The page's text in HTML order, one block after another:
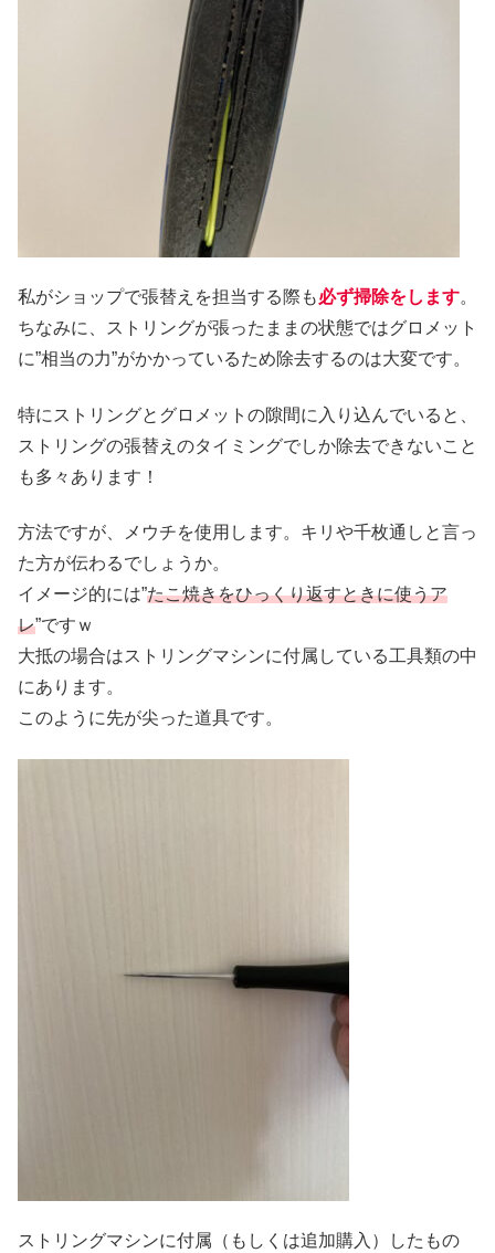
私がショップで張替えを担当する際も必ず掃除をします。
ちなみに、ストリングが張ったままの状態ではグロメット
に”相当の力”がかかっているため除去するのは大変です。
特にストリングとグロメットの隙間に入り込んでいると、
ストリングの張替えのタイミングでしか除去できないこと
も多々あります！
方法ですが、メウチを使用します。キリや千枚通しと言っ
た方が伝わるでしょうか。
イメージ的には”たこ焼きをひっくり返すときに使うア
レ”ですｗ
大抵の場合はストリングマシンに付属している工具類の中
にあります。
このように先が尖った道具です。
ストリングマシンに付属（もしくは追加購入）したもの